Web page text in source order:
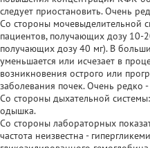
следует приостановить. Очень
Со стороны мочевыделительной
пациентов, получающих дозу 10-
получающих дозу 40 мг). В
уменьшается или исчезает в
возникновения острого или
заболевания почек. Очень редко -
Со стороны дыхательной
одышка.
Со стороны лабораторных
частота неизвестна -